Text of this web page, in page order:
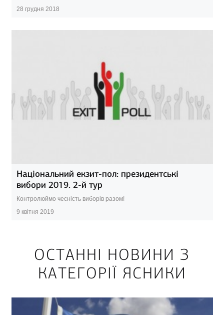
28 грудня 2018
Національний екзит-пол: президентські
вибори 2019. 2-й тур
Контролюймо чесність виборів разом!
9 квітня 2019
ОСТАННІ НОВИНИ З
КАТЕГОРІЇ ЯСНИКИ